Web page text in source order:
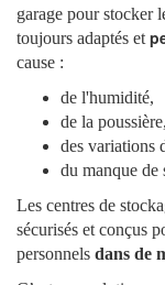
garage pour stocker
toujours adaptés et
cause :
de l'humidité,
de la poussière,
des variations
du manque de
Les centres de
sécurisés et conçus
personnels dans de